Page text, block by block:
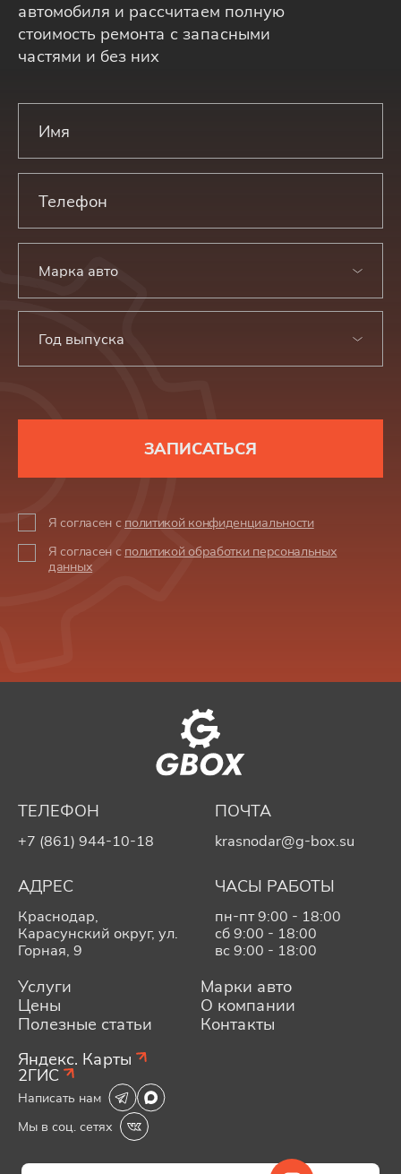
автомобиля и рассчитаем полную
стоимость ремонта с запасными
частями и без них
Марка авто
Год выпуска
ЗАПИСАТЬСЯ
Я согласен с политикой конфиденциальности
Я согласен с политикой обработки персональных
данных
ТЕЛЕФОН
+7 (861) 944-10-18
ПОЧТА
krasnodar@g-box.su
АДРЕС
Краснодар,
Карасунский округ, ул.
Горная, 9
ЧАСЫ РАБОТЫ
пн-пт 9:00 - 18:00
сб 9:00 - 18:00
вс 9:00 - 18:00
Услуги
Марки авто
Цены
О компании
Полезные статьи
Контакты
Яндекс. Карты
2ГИС
Написать нам
Мы в соц. сетях